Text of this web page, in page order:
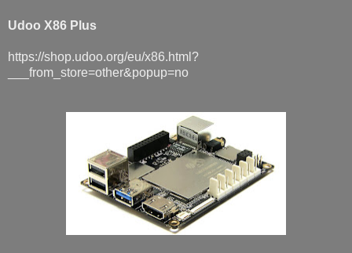
Udoo X86 Plus
https://shop.udoo.org/eu/x86.html?
___from_store=other&popup=no